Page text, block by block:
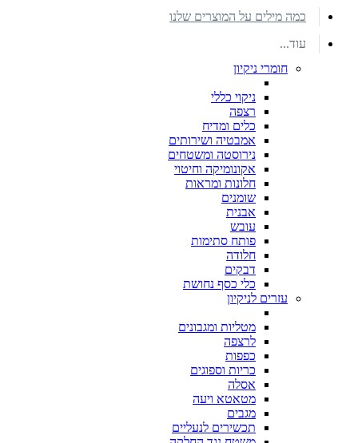
כמה מילים על המוצרים שלנו
עוד...
חומרי ניקיון
ניקוי כללי
רצפה
כלים ומדיח
אמבטיה ושירותים
נירוסטה ומשטחים
אקונומיקה וחיטוי
חלונות ומראות
שומנים
אבנית
עובש
פותח סתימות
חלודה
דבקים
כלי כסף נחושת
עזרים לניקיון
מטליות ומגבונים
לרצפה
כפפות
כריות וספוגים
אסלה
מטאטא ויעה
מגבים
תכשירים לנעליים